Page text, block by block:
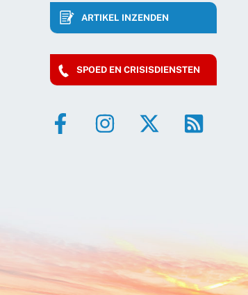
ARTIKEL INZENDEN
SPOED EN CRISISDIENSTEN